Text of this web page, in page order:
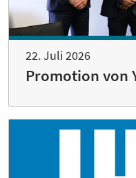
22. Juli 2026
Promotion von